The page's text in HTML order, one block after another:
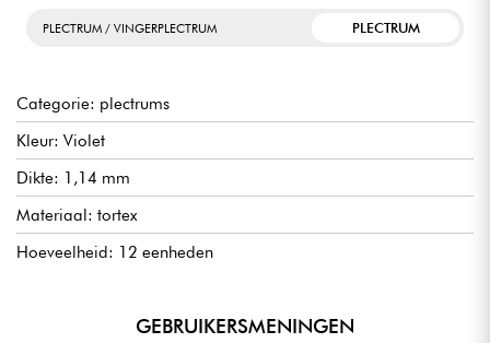
PLECTRUM / VINGERPLECTRUM PLECTRUM
Categorie: plectrums
Kleur: Violet
Dikte: 1,14 mm
Materiaal: tortex
Hoeveelheid: 12 eenheden
GEBRUIKERSMENINGEN